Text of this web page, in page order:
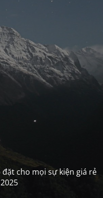
cho mọi sự kiện giá rẻ